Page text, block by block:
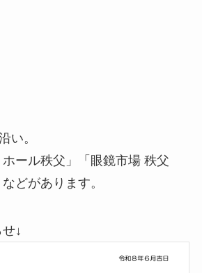
い。
ール秩父」「眼鏡市場 秩父
どがあります。
↓